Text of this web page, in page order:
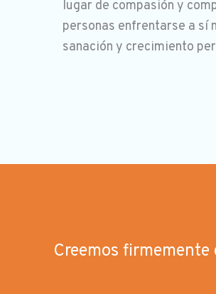
lugar de compasión y
personas enfrentarse a sí
sanación y crecimiento
Creemos